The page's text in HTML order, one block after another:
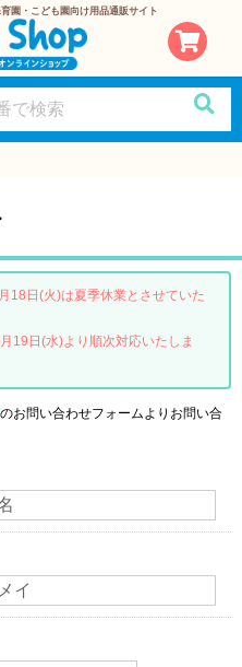
園・こども園向け用品通販サイト
18日(火)は夏季休業とさせていた
19日(水)より順次対応いたしま
のお問い合わせフォームよりお問い合